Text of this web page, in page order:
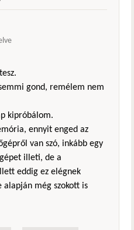
gond, remélem nem
kipróbálom.
ennyit enged az
van szó, inkább egy
illeti, de a
eddig ez elégnek
még szokott is